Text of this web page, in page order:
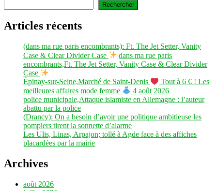
Rechercher
Articles récents
(dans ma rue paris encombrants): Ft. The Jet Setter, Vanity
Case & Clear Divider Case
|dans ma rue paris
encombrants,Ft. The Jet Setter, Vanity Case & Clear Divider
Case
Épinay-sur-Seine,Marché de Saint-Denis
Tout à 6 € ! Les
meilleures affaires mode femme
4 août 2026
police municipale,Attaque islamiste en Allemagne : l’auteur
abattu par la police
(Drancy): On a besoin d’avoir une politique ambitieuse les
pompiers tirent la sonnette d’alarme
Les Ulis, Linas, Arpajon; tollé à Agde face à des affiches
placardées par la mairie
Archives
août 2026